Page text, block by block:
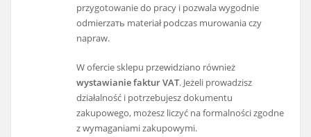
przygotowanie do pracy i pozwala wygodnie
odmierzать materiał podczas murowania czy
napraw.
W ofercie sklepu przewidziano również
wystawianie faktur VAT. Jeżeli prowadzisz
działalność i potrzebujesz dokumentu
zakupowego, możesz liczyć na formalności zgodne
z wymaganiami zakupowymi.